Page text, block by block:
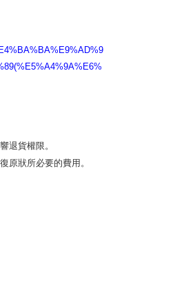
退貨權限。
狀所必要的費用。